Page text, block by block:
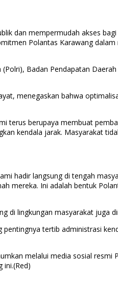
dan mempermudah akses
Polantas Karawang
Badan Pendapatan
menegaskan bahwa
terus berupaya membuat
kendala jarak. Masyarakat
hadir langsung di tengah
mereka. Ini adalah bentuk
di lingkungan masyarakat juga
tertib administrasi
melalui media sosial
ini.(Red)